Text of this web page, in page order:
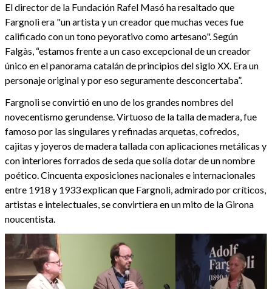
El director de la Fundación Rafel Masó ha resaltado que
Fargnoli era "un artista y un creador que muchas veces fue
calificado con un tono peyorativo como artesano". Según
Falgàs, “estamos frente a un caso excepcional de un creador
único en el panorama catalán de principios del siglo XX. Era un
personaje original y por eso seguramente desconcertaba”.
Fargnoli se convirtió en uno de los grandes nombres del
novecentismo gerundense. Virtuoso de la talla de madera, fue
famoso por las singulares y refinadas arquetas, cofredos,
cajitas y joyeros de madera tallada con aplicaciones metálicas y
con interiores forrados de seda que solía dotar de un nombre
poético. Cincuenta exposiciones nacionales e internacionales
entre 1918 y 1933 explican que Fargnoli, admirado por críticos,
artistas e intelectuales, se convirtiera en un mito de la Girona
noucentista.